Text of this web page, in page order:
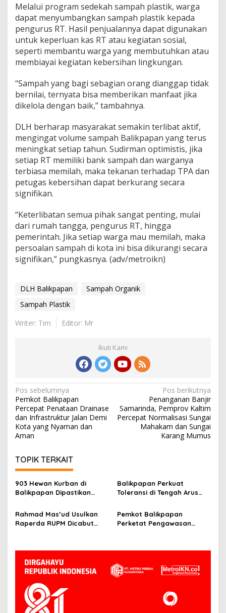
Melalui program sedekah sampah plastik, warga
dapat menyumbangkan sampah plastik kepada
pengurus RT. Hasil penjualannya dapat digunakan
untuk keperluan kas RT atau kegiatan sosial,
seperti membantu warga yang membutuhkan atau
membiayai kegiatan kebersihan lingkungan.
“Sampah yang bagi sebagian orang dianggap tidak
bernilai, ternyata bisa memberikan manfaat jika
dikelola dengan baik,” tambahnya.
DLH berharap masyarakat semakin terlibat aktif,
mengingat volume sampah Balikpapan yang terus
meningkat setiap tahun. Sudirman optimistis, jika
setiap RT memiliki bank sampah dan warganya
terbiasa memilah, maka tekanan terhadap TPA dan
petugas kebersihan dapat berkurang secara
signifikan.
“Keterlibatan semua pihak sangat penting, mulai
dari rumah tangga, pengurus RT, hingga
pemerintah. Jika setiap warga mau memilah, maka
persoalan sampah di kota ini bisa dikurangi secara
signifikan,” pungkasnya. (adv/metroikn)
DLH Balikpapan
Sampah Organik
Sampah Plastik
Writer: Tim
Editor: Mr
Ikuti Kami
Navigasi
pos
Pos sebelumnya
Pemkot Balikpapan
Percepat Penataan Drainase
dan Infrastruktur Jalan Demi
Kota yang Nyaman dan
Aman
Pos berikutnya
Penanganan Banjir
Samarinda, Pemprov Kaltim
Percepat Normalisasi Sungai
Mahakam dan Sungai
Karang Mumus
TOPIK TERKAIT
903 Hewan Kurban di
Balikpapan Dipastikan
Balikpapan Perkuat
Toleransi di Tengah Arus
Rahmad Mas’ud Usulkan
Raperda RUPM Dicabut
Pemkot Balikpapan
Perketat Pengawasan
Dikelola Baik